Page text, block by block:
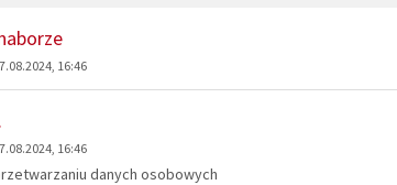
16:46
16:46
danych osobowych